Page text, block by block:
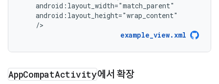
/>
example_view.xml
AppCompatActivity에서 확장